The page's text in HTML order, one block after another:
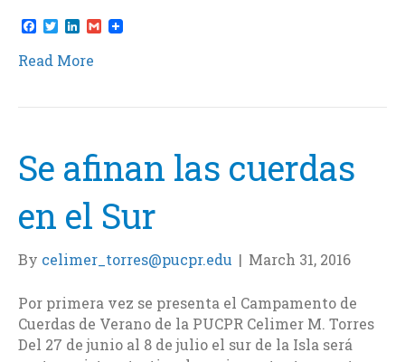
F
a
c
e
o
T
w
i
t
r
L
n
k
I
G
m
Read More
Se afinan las cuerdas
en el Sur
By celimer_torres@pucpr.edu | March 31, 2016
Por primera vez se presenta el Campamento de
Cuerdas de Verano de la PUCPR Celimer M. Torres
Del 27 de junio al 8 de julio el sur de la Isla será